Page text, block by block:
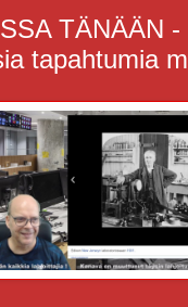
TÄNÄÄN
tapahtumia